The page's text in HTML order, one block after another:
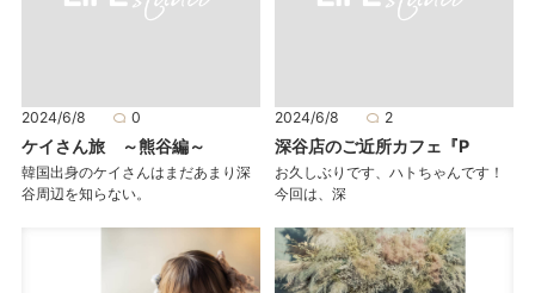
2024/6/8 0
ケイさん旅 ～熊谷編～
韓国出身のケイさんはまだあまり深
谷周辺を知らない。
2024/6/8 2
深谷店のご近所カフェ『P
お久しぶりです、ハトちゃんです！
今回は、深